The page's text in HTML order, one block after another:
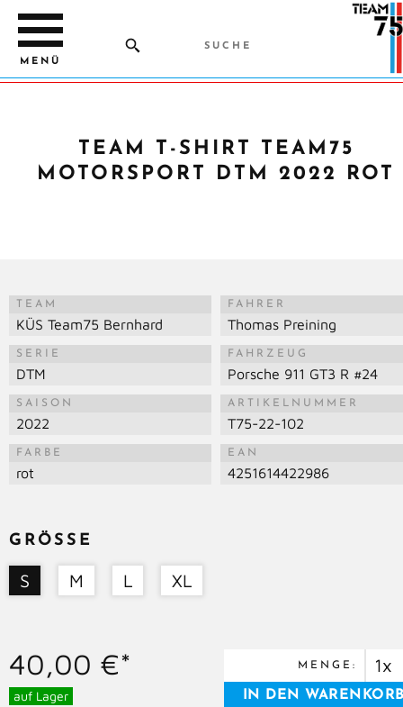
MENÜ
TEAM T-SHIRT TEAM75
MOTORSPORT DTM 2022 ROT
TEAM
KÜS Team75 Bernhard
FAHRER
Thomas Preining
SERIE
DTM
FAHRZEUG
Porsche 911 GT3 R #24
SAISON
2022
ARTIKELNUMMER
T75-22-102
FARBE
rot
EAN
4251614422986
GRÖSSE
S M L XL
40,00 €*
auf Lager
MENGE: